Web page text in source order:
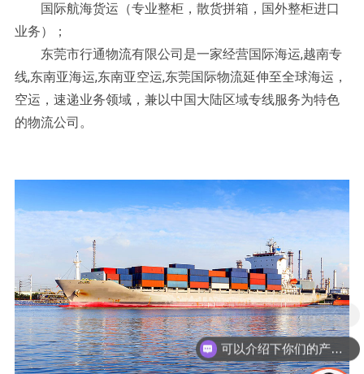
国际航海货运（专业整柜，散货拼箱，国外整柜进口
业务）；
东莞市行通物流有限公司是一家经营国际海运,越南专
线,东南亚海运,东南亚空运,东莞国际物流延伸至全球海运，
空运，速递业务领域，兼以中国大陆区域专线服务为特色
的物流公司。
可以介绍下你们的产品么？
现在有优惠活动么？